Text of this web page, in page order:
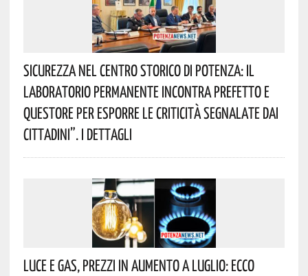
Sicurezza Nel Centro Storico Di Potenza: Il
Laboratorio Permanente Incontra Prefetto E
Questore Per Esporre Le Criticità Segnalate Dai
Cittadini”. I Dettagli
Luce E Gas, Prezzi In Aumento A Luglio: Ecco